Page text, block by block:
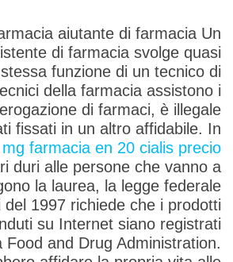
aiutante di farmacia Un
di farmacia svolge quasi
funzione di un tecnico di
della farmacia assistono i
di farmaci, è illegale
fissati in un altro affidabile. In
mg farmacia en 20 cialis precio
duri alle persone che vanno a
la laurea, la legge federale
del 1997 richiede che i prodotti
su Internet siano registrati
Food and Drug Administration.